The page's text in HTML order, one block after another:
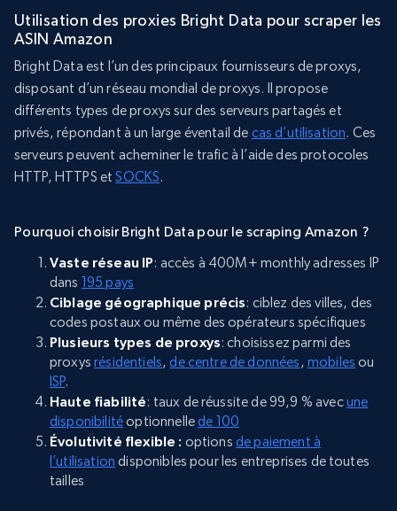
Utilisation des proxies Bright Data pour scraper les
ASIN Amazon
Bright Data est l’un des principaux fournisseurs de proxys,
disposant d’un réseau mondial de proxys. Il propose
différents types de proxys sur des serveurs partagés et
privés, répondant à un large éventail de cas d’utilisation. Ces
serveurs peuvent acheminer le trafic à l’aide des protocoles
HTTP, HTTPS etSOCKS.
Pourquoi choisir Bright Data pour le scraping Amazon ?
Vaste réseau IP: accès à 400M+ monthly adresses IP
dans 195 pays
Ciblage géographique précis: ciblez des villes, des
codes postaux ou même des opérateurs spécifiques
Plusieurs types de proxys: choisissez parmi des
proxysrésidentiels,de centre de données, mobiles ou
ISP.
Haute fiabilité: taux de réussite de 99,9 % avecune
disponibilitéoptionnellede 100
Évolutivité flexible : options de paiement à
l’utilisation disponibles pour les entreprises de toutes
tailles